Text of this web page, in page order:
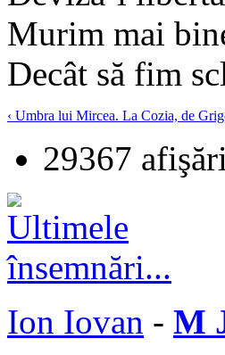
Murim mai
Decât să fim
‹ Umbra lui Mircea. La Cozia, de
29367 afişări
Ion Iovan - M